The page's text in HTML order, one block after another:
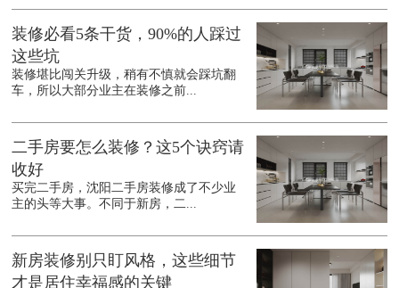
装修必看5条干货，90%的人踩过
这些坑
装修堪比闯关升级，稍有不慎就会踩坑翻
车，所以大部分业主在装修之前...
二手房要怎么装修？这5个诀窍请
收好
买完二手房，沈阳二手房装修成了不少业
主的头等大事。不同于新房，二...
新房装修别只盯风格，这些细节
才是居住幸福感的关键